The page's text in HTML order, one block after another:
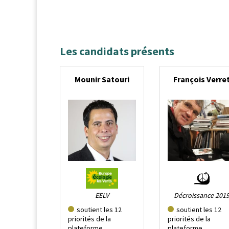
Les candidats présents
Mounir Satouri
EELV
soutient les 12
priorités de la
François
Décroissance 2019
soutient les 12
priorités de la